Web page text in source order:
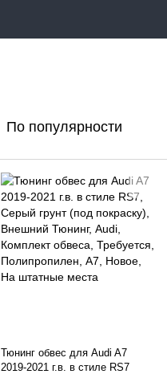
По популярности
Тюнинг обвес для Audi A7
2019-2021 г.в. в стиле RS7